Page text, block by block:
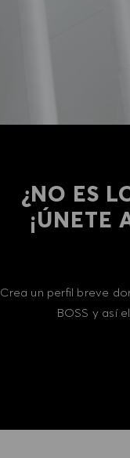
¿NO ES
​​​​​​​¡ÚNETE
Crea un perfil breve
BOSS y así